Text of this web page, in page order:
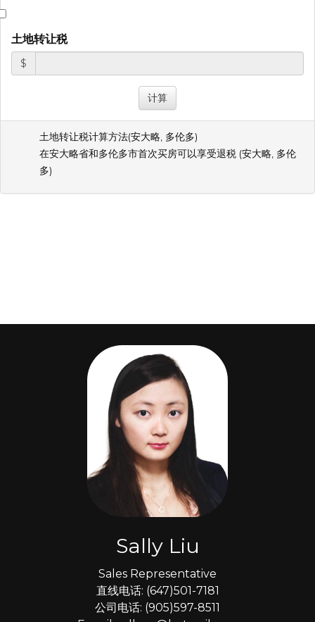
土地转让税
$
土地转让税计算方法(安大略 多伦多)
在安大略省和多伦多市首次买房可以享受退税 (安大略 多伦
多)
Sally Liu
Sales Representative
直线电话: (647)501-7181
公司电话: (905)597-8511